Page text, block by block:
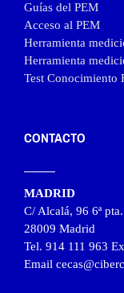
Guías del PEM
Acceso al PEM
Herramienta
Herramienta
Test Conocimiento
CONTACTO
MADRID
C/ Alcalá, 96 6ª
28009 Madrid
Tel. 914 111 963
Email